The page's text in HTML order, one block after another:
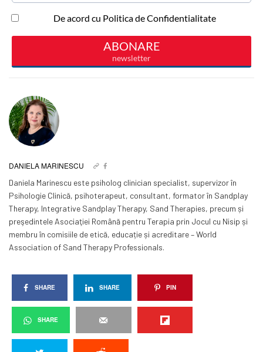
DANIELA MARINESCU
Daniela Marinescu este psiholog clinician specialist, supervizor în
Psihologie Clinică, psihoterapeut, consultant, formator în Sandplay
Therapy, Integrative Sandplay Therapy, Sand Therapies, precum și
preşedintele Asociaţiei Română pentru Terapia prin Jocul cu Nisip și
membru în comisiile de etică, educație și acreditare – World
Association of Sand Therapy Professionals.
SHARE SHARE PIN
SHARE